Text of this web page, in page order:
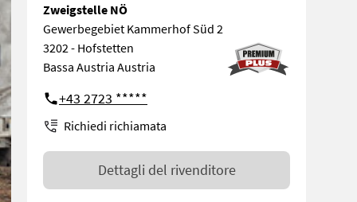
Zweigstelle NÖ
Gewerbegebiet Kammerhof Süd 2
3202 - Hofstetten
Bassa Austria Austria
+43 2723 *****
Richiedi richiamata
Dettagli del rivenditore